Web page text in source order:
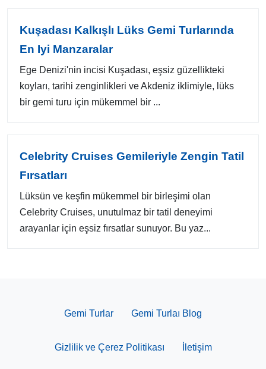
Kuşadası Kalkışlı Lüks Gemi Turlarında
En Iyi Manzaralar
Ege Denizi'nin incisi Kuşadası, eşsiz güzellikteki
koyları, tarihi zenginlikleri ve Akdeniz iklimiyle, lüks
bir gemi turu için mükemmel bir ...
Celebrity Cruises Gemileriyle Zengin Tatil
Fırsatları
Lüksün ve keşfin mükemmel bir birleşimi olan
Celebrity Cruises, unutulmaz bir tatil deneyimi
arayanlar için eşsiz fırsatlar sunuyor. Bu yaz...
Gemi Turlar Gemi Turlaı Blog
Gizlilik ve Çerez Politikası İletişim